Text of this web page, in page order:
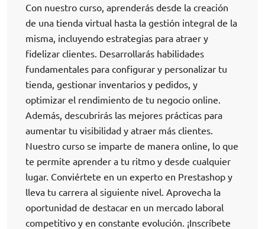
Con nuestro curso, aprenderás desde la creación
de una tienda virtual hasta la gestión integral de la
misma, incluyendo estrategias para atraer y
fidelizar clientes. Desarrollarás habilidades
fundamentales para configurar y personalizar tu
tienda, gestionar inventarios y pedidos, y
optimizar el rendimiento de tu negocio online.
Además, descubrirás las mejores prácticas para
aumentar tu visibilidad y atraer más clientes.
Nuestro curso se imparte de manera online, lo que
te permite aprender a tu ritmo y desde cualquier
lugar. Conviértete en un experto en Prestashop y
lleva tu carrera al siguiente nivel. Aprovecha la
oportunidad de destacar en un mercado laboral
competitivo y en constante evolución. ¡Inscríbete